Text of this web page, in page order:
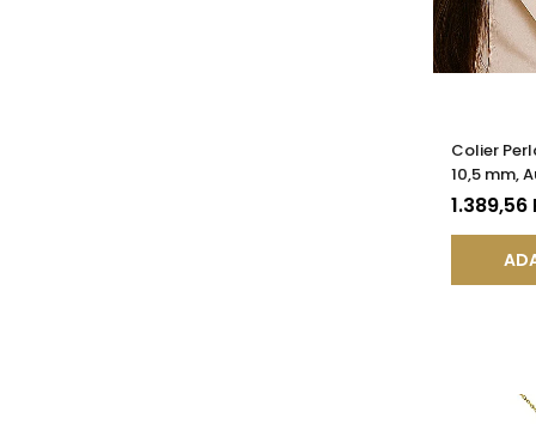
Colier
10,5 mm,
1.389,56